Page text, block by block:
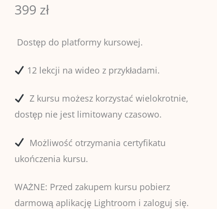
399 zł
Dostęp do platformy kursowej.
12 lekcji na wideo z przykładami.
Z kursu możesz korzystać wielokrotnie,
dostęp nie jest limitowany czasowo.
Możliwość otrzymania certyfikatu
ukończenia kursu.
WAŻNE: Przed zakupem kursu pobierz
darmową aplikację Lightroom i zaloguj się.